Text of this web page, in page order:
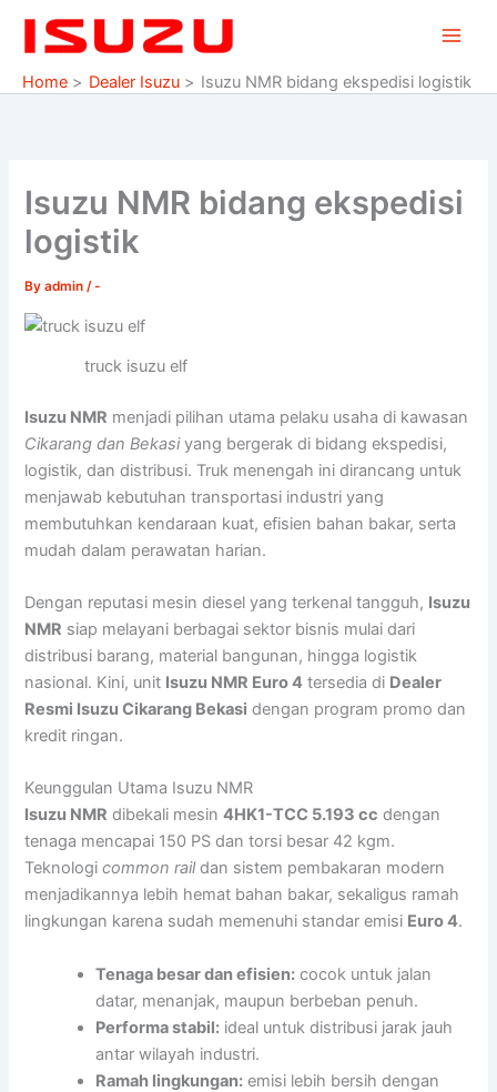
Home
Dealer Isuzu Isuzu NMR bidang ekspedisi logistik
Isuzu NMR bidang ekspedisi
logistik
Byadmin /-
truck isuzu elf
Isuzu NMR menjadi pilihan utama pelaku usaha di kawasan
Cikarang dan Bekasiyang bergerak di bidang ekspedisi,
logistik, dan distribusi. Truk menengah ini dirancang untuk
menjawab kebutuhan transportasi industri yang
membutuhkan kendaraan kuat, efisien bahan bakar, serta
mudah dalam perawatan harian.
Dengan reputasi mesin diesel yang terkenal tangguh, Isuzu
NMR siap melayani berbagai sektor bisnis mulai dari
distribusi barang, material bangunan, hingga logistik
nasional. Kini, unit Isuzu NMR Euro 4 tersedia di Dealer
Resmi Isuzu Cikarang Bekasi dengan program promo dan
kredit ringan.
Keunggulan Utama Isuzu NMR
Isuzu NMR dibekali mesin4HK1-TCC 5.193 cc dengan
tenaga mencapai 150 PS dan torsi besar 42 kgm.
Teknologicommon raildan sistem pembakaran modern
menjadikannya lebih hemat bahan bakar, sekaligus ramah
lingkungan karena sudah memenuhi standar emisi Euro 4.
Tenaga besar dan efisien: cocok untuk jalan
datar, menanjak, maupun berbeban penuh.
Performa stabil: ideal untuk distribusi jarak jauh
antar wilayah industri.
Ramah lingkungan: emisi lebih bersih dengan